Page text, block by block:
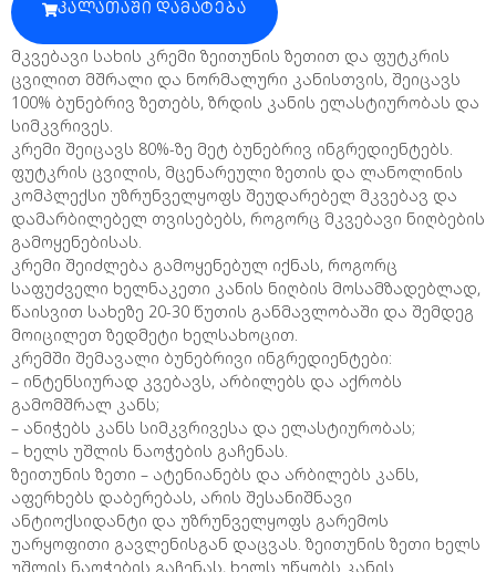
ᲙᲐᲚᲐᲗᲐᲨᲘ ᲓᲐᲛᲐᲢᲔᲑᲐ
მკვებავი სახის კრემი ზეითუნის ზეთით და ფუტკრის
ცვილით მშრალი და ნორმალური კანისთვის, შეიცავს
100% ბუნებრივ ზეთებს, ზრდის კანის ელასტიურობას და
სიმკვრივეს.
კრემი შეიცავს 80%-ზე მეტ ბუნებრივ ინგრედიენტებს.
ფუტკრის ცვილის, მცენარეული ზეთის და ლანოლინის
კომპლექსი უზრუნველყოფს შეუდარებელ მკვებავ და
დამარბილებელ თვისებებს, როგორც მკვებავი ნიღბების
გამოყენებისას.
კრემი შეიძლება გამოყენებულ იქნას, როგორც
საფუძველი ხელნაკეთი კანის ნიღბის მოსამზადებლად,
წაისვით სახეზე 20-30 წუთის განმავლობაში და შემდეგ
მოიცილეთ ზედმეტი ხელსახოცით.
კრემში შემავალი ბუნებრივი ინგრედიენტები:
– ინტენსიურად კვებავს, არბილებს და აქრობს
გამომშრალ კანს;
– ანიჭებს კანს სიმკვრივესა და ელასტიურობას;
– ხელს უშლის ნაოჭების გაჩენას.
ზეითუნის ზეთი – ატენიანებს და არბილებს კანს,
აფერხებს დაბერებას, არის შესანიშნავი
ანტიოქსიდანტი და უზრუნველყოფს გარემოს
უარყოფითი გავლენისგან დაცვას. ზეითუნის ზეთი ხელს
უშლის ნაოჭების გაჩენას, ხელს უწყობს კანის